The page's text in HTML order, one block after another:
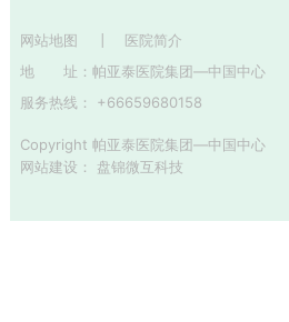
网站地图
医院简介
地 址： 帕亚泰医院集团—中国中心
服务热线： +66659680158
Copyright 帕亚泰医院集团—中国中心
网站建设 ： 盘锦微互科技